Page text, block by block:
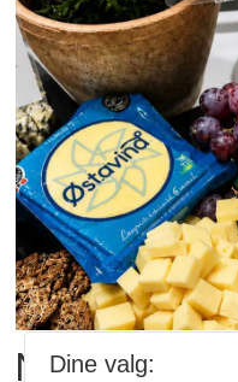
Dine valg: